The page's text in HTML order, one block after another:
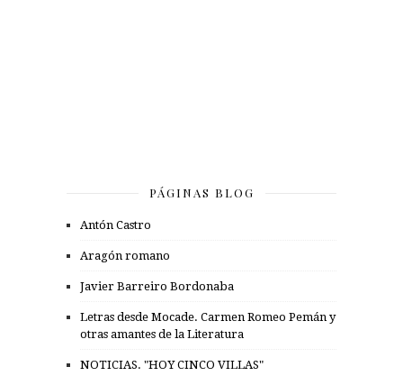
PÁGINAS BLOG
Antón Castro
Aragón romano
Javier Barreiro Bordonaba
Letras desde Mocade. Carmen Romeo Pemán y
otras amantes de la Literatura
NOTICIAS. "HOY CINCO VILLAS"